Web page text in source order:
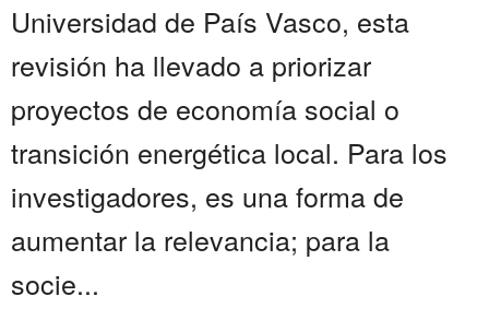
Universidad de País Vasco, esta
revisión ha llevado a priorizar
proyectos de economía social o
transición energética local. Para los
investigadores, es una forma de
aumentar la relevancia; para la
socie...